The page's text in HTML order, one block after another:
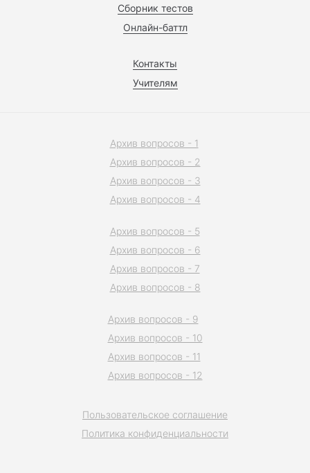
Сборник тестов
Онлайн-баттл
Контакты
Учителям
Пользовательское соглашение
Политика конфиденциальности
Архив вопросов - 1
Архив вопросов - 2
Архив вопросов - 3
Архив вопросов - 4
Архив вопросов - 5
Архив вопросов - 6
Архив вопросов - 7
Архив вопросов - 8
Архив вопросов - 9
Архив вопросов - 10
Архив вопросов - 11
Архив вопросов - 12